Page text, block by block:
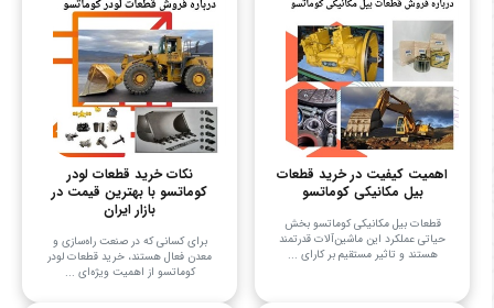
اهمیت کیفیت در خرید قطعات
بیل مکانیکی کوماتسو
قطعات بیل مکانیکی کوماتسو بخش
حیاتی عملکرد این ماشین‌آلات قدرتمند
هستند و تاثیر مستقیم بر کارای ...
نکات خرید قطعات لودر
کوماتسو با بهترین قیمت در
بازار ایران
برای کسانی که در صنعت راه‌سازی و
معدن فعال هستند، خرید قطعات لودر
کوماتسو از اهمیت ویژه‌ای ...